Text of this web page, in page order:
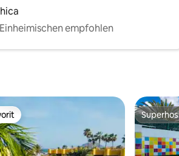
empfohlen